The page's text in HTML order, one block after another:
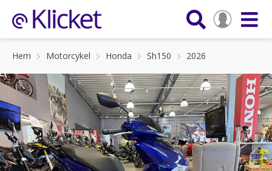
Hem Motorcykel Honda Sh150 2026